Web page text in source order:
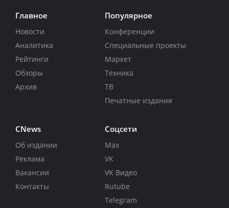
Главное
Новости
Аналитика
Рейтинги
Обзоры
Архив
Популярное
Конференции
Специальные проекты
Маркет
Техника
ТВ
Печатные издания
CNews
Об издании
Реклама
Вакансии
Контакты
Соцсети
Max
VK
VK Видео
Rutube
Telegram